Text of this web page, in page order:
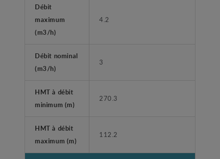
Débit
maximum
(m3/h)
4.2
Débit nominal
(m3/h)
3
HMT à débit
minimum (m)
270.3
HMT à débit
maximum (m)
112.2